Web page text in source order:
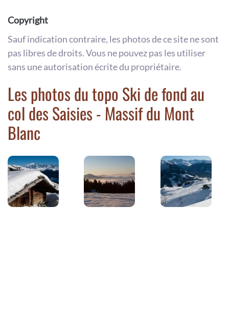
Copyright
Sauf indication contraire, les photos de ce site ne sont
pas libres de droits. Vous ne pouvez pas les utiliser
sans une autorisation écrite du propriétaire.
Les photos du topo Ski de fond au
col des Saisies - Massif du Mont
Blanc